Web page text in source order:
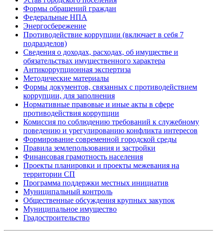
Формы обращений граждан
Федеральные НПА
Энергосбережение
Противодействие коррупции (включает в себя 7
подразделов)
Сведения о доходах, расходах, об имуществе и
обязательствах имущественного характера
Антикоррупционная экспертиза
Методические материалы
Формы документов, связанных с противодействием
коррупции, для заполнения
Нормативные правовые и иные акты в сфере
противодействия коррупции
Комиссия по соблюдению требований к служебному
поведению и урегулированию конфликта интересов
Формирование современной городской среды
Правила землепользования и застройки
Финансовая грамотность населения
Проекты планировки и проекты межевания на
территории СП
Программа поддержки местных инициатив
Муниципальный контроль
Общественные обсуждения крупных закупок
Муниципальное имущество
Градостроительство